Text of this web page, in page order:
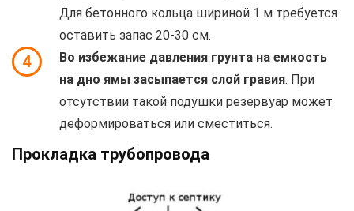
Для бетонного кольца шириной 1 м требуется
оставить запас 20-30 см.
4
Во избежание давления грунта на емкость
на дно ямы засыпается слой гравия. При
отсутствии такой подушки резервуар может
деформироваться или сместиться.
Прокладка трубопровода